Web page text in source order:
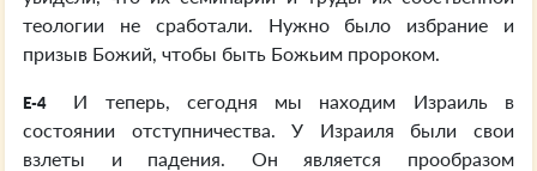
теологии не сработали. Нужно было избрание и
призыв Божий, чтобы быть Божьим пророком.
E-4
И теперь, сегодня мы находим Израиль в
состоянии отступничества. У Израиля были свои
взлеты и падения. Он является прообразом